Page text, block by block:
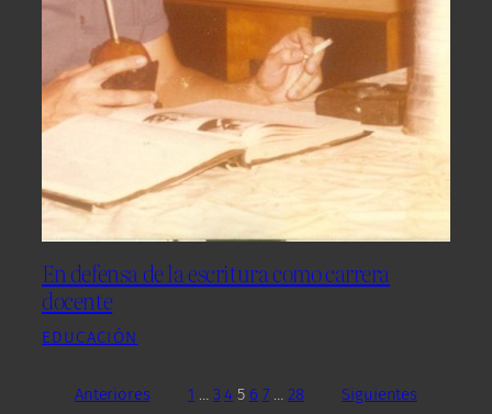
En defensa de la escritura como carrera
docente
EDUCACIÓN
Anteriores 1 … 3 4 5 6 7 … 28 Siguientes